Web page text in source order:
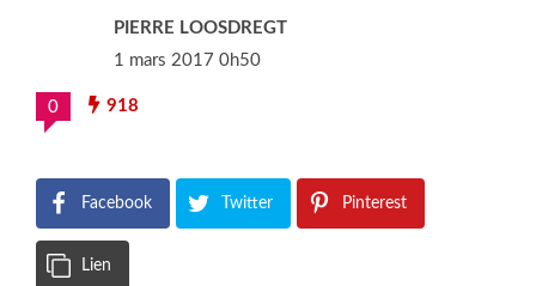
PIERRE LOOSDREGT
1 mars 2017 0h50
0 918
Facebook Twitter Pinterest
Lien